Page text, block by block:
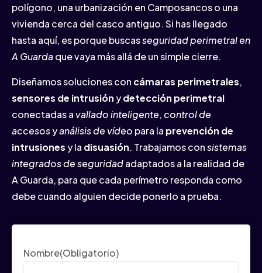
polígono, una urbanización en Camposancos o una
vivienda cerca del casco antiguo. Si has llegado
hasta aquí, es porque buscasseguridad perimetral en
A Guardaque vaya más allá de un simple cierre.
Diseñamos soluciones con cámaras perimetrales,
sensores de intrusiónydetección perimetral
conectadas avallado inteligente,control de
accesosyanálisis de vídeo para la prevención de
intrusionesy la disuasión. Trabajamos consistemas
integrados de seguridadadaptados a la realidad de
A Guarda, para que cada perímetro responda como
debe cuando alguien decide ponerlo a prueba.
Nombre(Obligatorio)